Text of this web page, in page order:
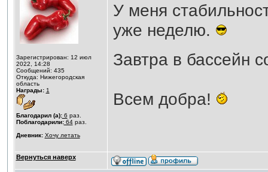
Зарегистрирован: 12 июл
2022, 14:28
Сообщений: 435
Откуда: Нижегородская
область
Награды: 1
Благодарил (а):6 раз.
Поблагодарили:64раз.
Дневник: Хочу летать
У меня
уже неделю.
Завтра в бассейн
Всем добра!
Вернуться наверх